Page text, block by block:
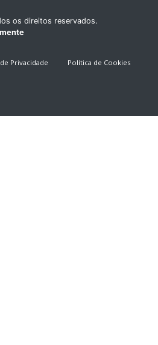
os direitos reservados.
Privacidade Política de Cookies